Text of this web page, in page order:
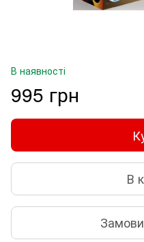
В наявності
995 грн
В